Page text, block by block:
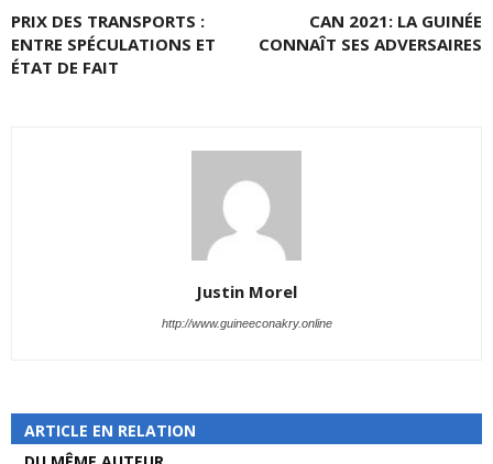
PRIX DES TRANSPORTS :
ENTRE SPÉCULATIONS ET
ÉTAT DE FAIT
CAN 2021: LA GUINÉE
CONNAÎT SES ADVERSAIRES
Justin Morel
http://www.guineeconakry.online
ARTICLE EN RELATION